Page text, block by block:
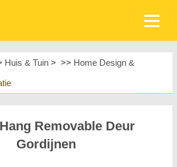
Planten, Bloemen & Kruiden
Huis & Tuin > >> Home Design &
Removable Deur
Gordijnen